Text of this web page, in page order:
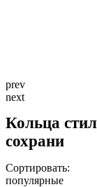
prev
next
Кольца
сохрани
Сортировать:
популярные